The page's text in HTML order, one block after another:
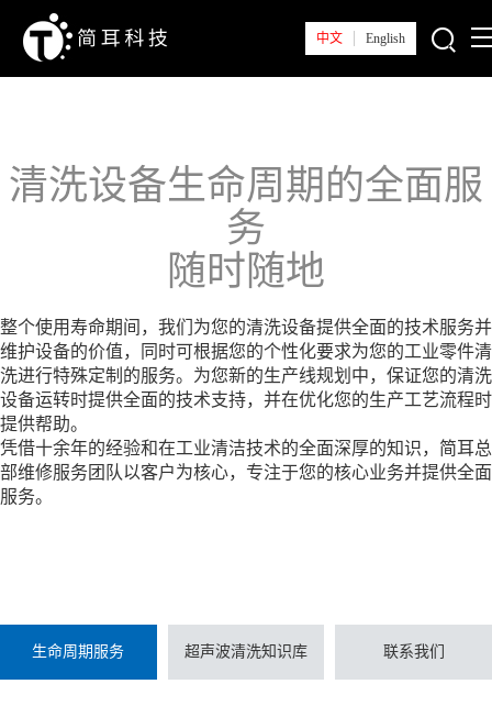
解决方案
技术支持
中文 English
清洗设备生命周期的全面服
务
随时随地
整个使用寿命期间，我们为您的清洗设备提供全面的技术服务并
维护设备的价值，同时可根据您的个性化要求为您的工业零件清
洗进行特殊定制的服务。为您新的生产线规划中，保证您的清洗
设备运转时提供全面的技术支持，并在优化您的生产工艺流程时
提供帮助。
凭借十余年的经验和在工业清洁技术的全面深厚的知识，简耳总
部维修服务团队以客户为核心，专注于您的核心业务并提供全面
服务。
生命周期服务 超声波清洗知识库 联系我们